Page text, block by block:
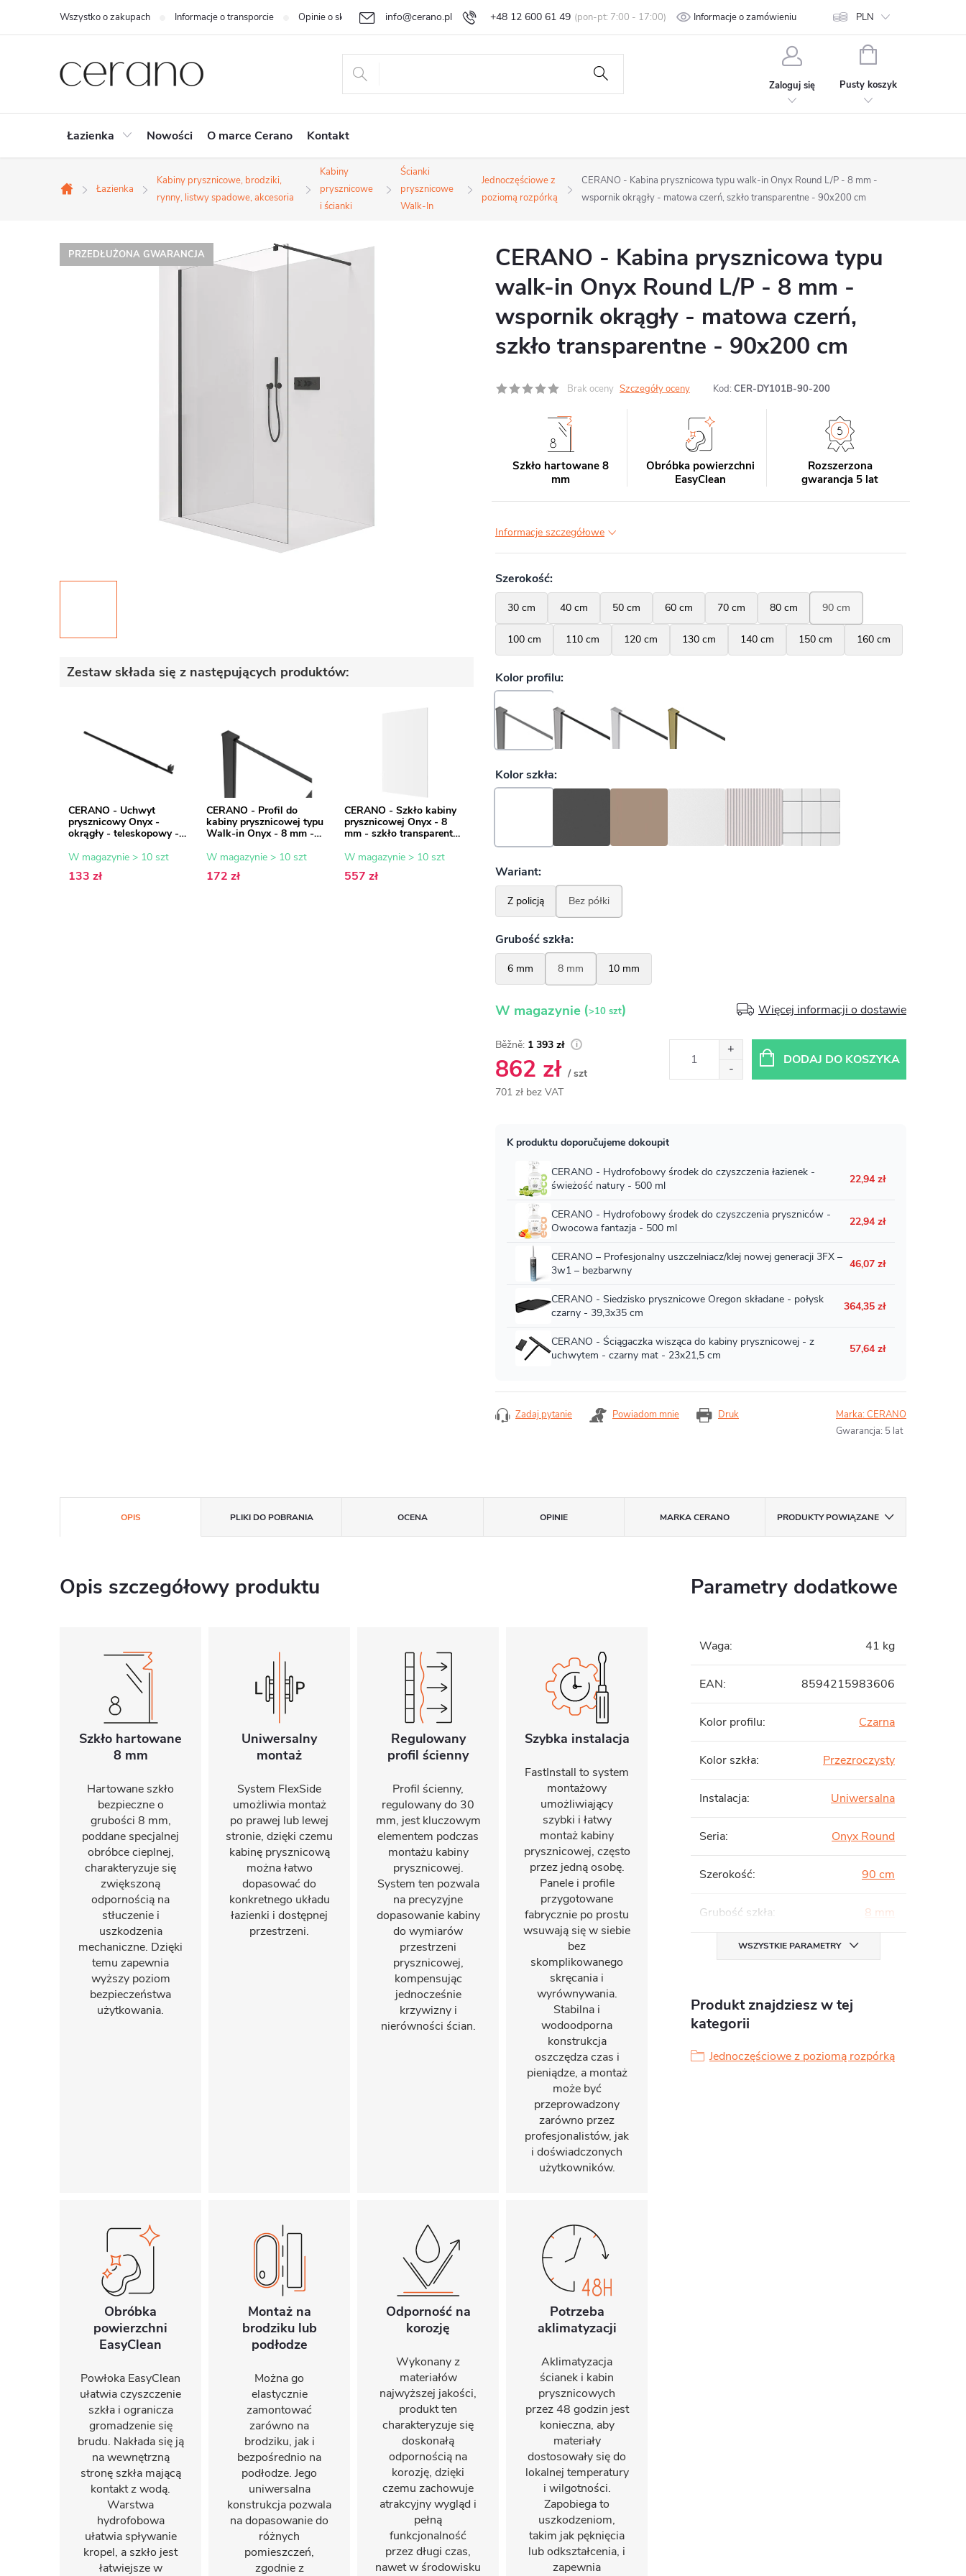
+48 12 600 61 49
info@cerano.pl
Wszystko o zakupach Informacje o transporcie Opinie o sklepie Indywidualna wycena Zwroty i reklamacje Regulamin Polityka prywatności Kontakt
Informacje o zamówieniu PLN
Zaloguj się
KOSZYK
Pusty koszyk
Łazienka Nowości O marce Cerano Kontakt
Home
Łazienka
Kabiny prysznicowe, brodziki,
rynny, listwy spadowe, akcesoria
Kabiny
prysznicowe
i ścianki
Ścianki
prysznicowe
Walk-In
Jednoczęściowe z
poziomą rozpórką
CERANO - Kabina prysznicowa typu walk-in Onyx Round L/P - 8 mm -
wspornik okrągły - matowa czerń, szkło transparentne - 90x200 cm
PRZEDŁUŻONA GWARANCJA
Zestaw składa się z następujących produktów:
CERANO - Uchwyt
prysznicowy Onyx -
okrągły - teleskopowy -
W magazynie > 10 szt
133 zł
CERANO - Profil do
kabiny prysznicowej typu
Walk-in Onyx - 8 mm -
W magazynie > 10 szt
172 zł
CERANO - Szkło kabiny
prysznicowej Onyx - 8
mm - szkło transparentne
W magazynie > 10 szt
557 zł
CERANO - Kabina prysznicowa typu
walk-in Onyx Round L/P - 8 mm -
wspornik okrągły - matowa czerń,
szkło transparentne - 90x200 cm
Brak oceny Szczegóły oceny Kod: CER-DY101B-90-200
Szkło hartowane 8
mm
Obróbka powierzchni
EasyClean
Rozszerzona
gwarancja 5 lat
Informacje szczegółowe
W magazynie (>10 szt) Więcej informacji o dostawie
1 393 zł
862 zł / szt
701 zł bez VAT
DODAJ DO KOSZYKA
Druk
Zadaj pytanie Powiadom mnie Marka:CERANO
Gwarancja: 5 lat
OPIS PLIKI DO POBRANIA OCENA OPINIE MARKACERANO PRODUKTY POWIĄZANE
Opis szczegółowy produktu
Szkło hartowane
8 mm
Hartowane szkło
bezpieczne o
grubości 8 mm,
poddane specjalnej
obróbce cieplnej,
charakteryzuje się
zwiększoną
odpornością na
stłuczenie i
uszkodzenia
mechaniczne. Dzięki
temu zapewnia
wyższy poziom
bezpieczeństwa
użytkowania.
Uniwersalny
montaż
System FlexSide
umożliwia montaż
po prawej lub lewej
stronie, dzięki czemu
kabinę prysznicową
można łatwo
dopasować do
konkretnego układu
łazienki i dostępnej
przestrzeni.
Regulowany
profil ścienny
Profil ścienny,
regulowany do 30
mm, jest kluczowym
elementem podczas
montażu kabiny
prysznicowej.
System ten pozwala
na precyzyjne
dopasowanie kabiny
do wymiarów
przestrzeni
prysznicowej,
kompensując
jednocześnie
krzywizny i
nierówności ścian.
Szybka instalacja
FastInstall to system
montażowy
umożliwiający
szybki i łatwy
montaż kabiny
prysznicowej, często
przez jedną osobę.
Panele i profile
przygotowane
fabrycznie po prostu
wsuwają się w siebie
bez
skomplikowanego
skręcania i
wyrównywania.
Stabilna i
wodoodporna
konstrukcja
oszczędza czas i
pieniądze, a montaż
może być
przeprowadzony
zarówno przez
profesjonalistów, jak
i doświadczonych
użytkowników.
Obróbka
powierzchni
EasyClean
Powłoka EasyClean
ułatwia czyszczenie
szkła i ogranicza
gromadzenie się
brudu. Nakłada się ją
na wewnętrzną
stronę szkła mającą
kontakt z wodą.
Warstwa
hydrofobowa
ułatwia spływanie
kropel, a szkło jest
łatwiejsze w
Montaż na
brodziku lub
podłodze
Można go
elastycznie
zamontować
zarówno na
brodziku, jak i
bezpośrednio na
podłodze. Jego
uniwersalna
konstrukcja pozwala
na dopasowanie do
różnych
pomieszczeń,
zgodnie z
Odporność na
korozję
Wykonany z
materiałów
najwyższej jakości,
produkt ten
charakteryzuje się
doskonałą
odpornością na
korozję, dzięki
czemu zachowuje
atrakcyjny wygląd i
pełną
funkcjonalność
przez długi czas,
nawet w środowisku
Potrzeba
aklimatyzacji
Aklimatyzacja
ścianek i kabin
prysznicowych
przez 48 godzin jest
konieczna, aby
materiały
dostosowały się do
lokalnej temperatury
i wilgotności.
Zapobiega to
uszkodzeniom,
takim jak pęknięcia
lub odkształcenia, i
zapewnia
Parametry dodatkowe
Waga: 41 kg
EAN: 8594215983606
Kolor profilu: Czarna
Kolor szkła: Przezroczysty
Instalacja: Uniwersalna
Seria: Onyx Round
Szerokość: 90 cm
Grubość szkła: 8 mm
WSZYSTKIE PARAMETRY
Produkt znajdziesz w tej
kategorii
Jednoczęściowe z poziomą rozpórką